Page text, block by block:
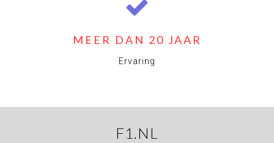
MEER DAN 20 JAAR
Ervaring
F1.NL